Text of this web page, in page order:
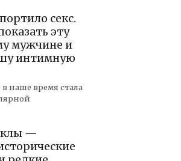
секс.
эту
мужчине и
интимную
наше время стала
—